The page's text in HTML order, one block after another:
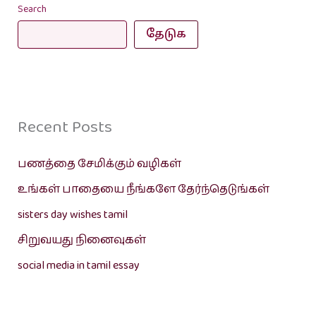
Search
தேடுக
Recent Posts
பணத்தை சேமிக்கும் வழிகள்
உங்கள் பாதையை நீங்களே தேர்ந்தெடுங்கள்
sisters day wishes tamil
சிறுவயது நினைவுகள்
social media in tamil essay